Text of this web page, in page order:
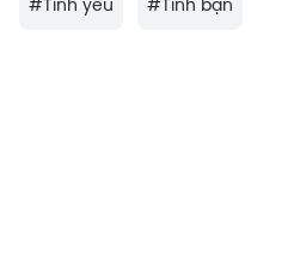
#Tình yêu #Tình bạn